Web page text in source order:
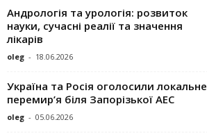
Андрологія та урологія: розвиток
науки, сучасні реалії та значення
лікарів
oleg - 18.06.2026
Україна та Росія оголосили локальне
перемир’я біля Запорізької АЕС
oleg - 05.06.2026